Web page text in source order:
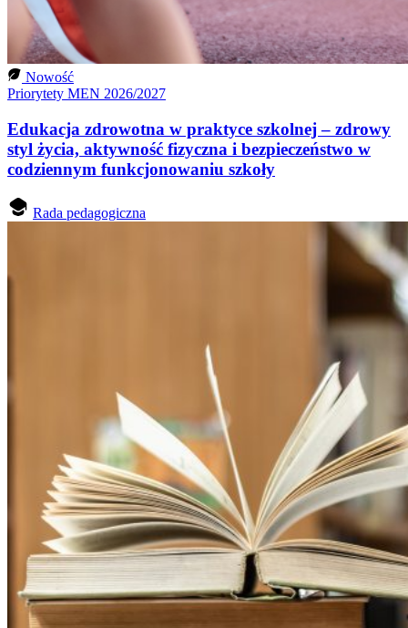
Nowość
Priorytety MEN 2026/2027
Edukacja zdrowotna w praktyce szkolnej – zdrowy
styl życia, aktywność fizyczna i bezpieczeństwo w
codziennym funkcjonowaniu szkoły
Rada pedagogiczna